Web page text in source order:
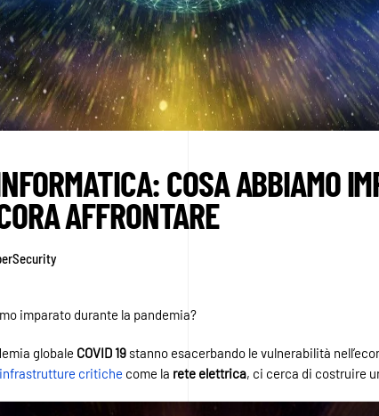
COSA ABBIAMO
AFFRONTARE
imparato durante la pandemia?
globale COVID 19 stanno esacerbando le vulnerabilità
critiche come la rete elettrica, ci cerca di costruire